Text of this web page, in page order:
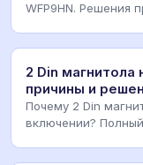
WFP9HN. Решения
2 Din магнитола
причины и
Почему 2 Din
включении?